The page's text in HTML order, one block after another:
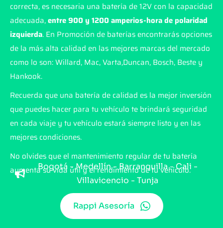
correcta, es necesaria una batería de 12V con la capacidad
adecuada,entre 900 y 1200 amperios-hora de polaridad
izquierda. En Promoción de baterías encontrarás opciones
de la más alta calidad en las mejores marcas del mercado
como lo son: Willard, Mac, Varta,Duncan, Bosch, Beste y
Hankook.
Recuerda que una batería de calidad es la mejor inversión
que puedes hacer para tu vehículo te brindará seguridad
en cada viaje y tu vehículo estará siempre listo y en las
mejores condiciones.
No olvides que el mantenimiento regular de tu batería
aumenta su vida útil y el rendimiento de tu vehículo.
Rappi Asesoría
Bogotá - Medellín - Barranquilla - Cali -
Villavicencio - Tunja